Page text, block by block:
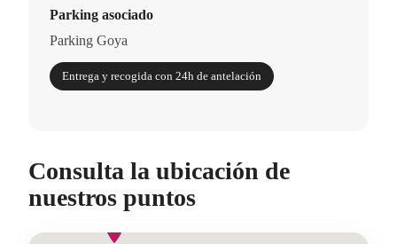
Parking asociado
Parking Goya
Entrega y recogida con 24h de antelación
Consulta la ubicación de
nuestros puntos